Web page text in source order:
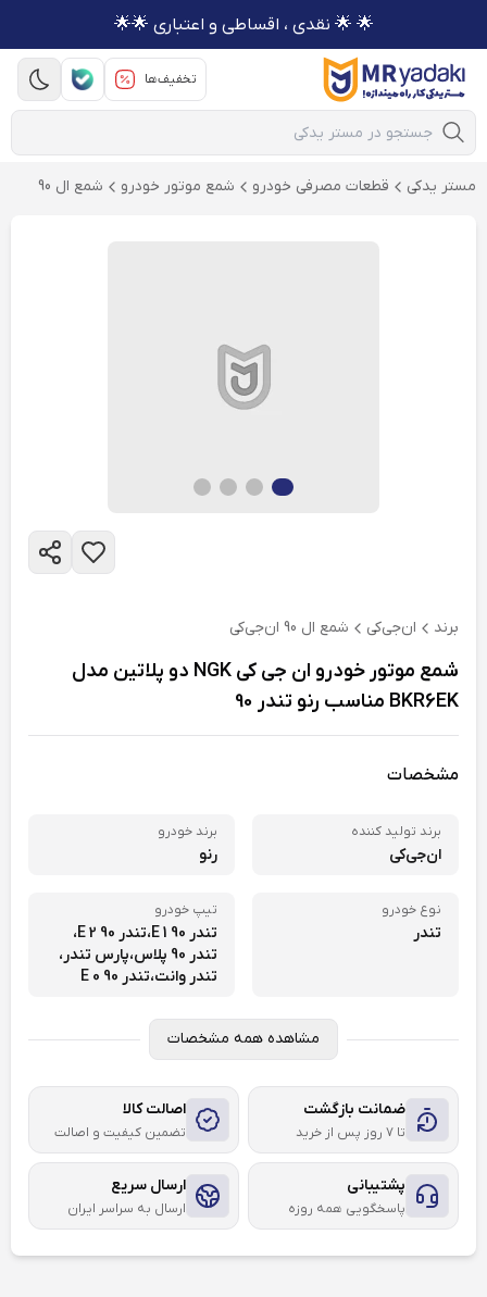
🌟 🌟 نقدی ، اقساطی و اعتباری 🌟🌟
تخفیف‌ها
Mobile Search
مستر یدکی قطعات مصرفی خودرو شمع موتور خودرو شمع ال 90
برند ان‌جی‌کی شمع ال 90 ان‌جی‌کی
شمع موتور خودرو ان جی کی NGK دو پلاتین مدل
BKR6EK مناسب رنو تندر 90
مشخصات
برند تولید کننده
ان‌جی‌کی
برند خودرو
رنو
نوع خودرو
تندر
تیپ خودرو
تندر 90 E 1،
تندر 90 E 2،
تندر 90 پلاس،
پارس تندر،
تندر وانت،تندر 90 E 0
مشاهده همه مشخصات
ضمانت بازگشت
تا ۷ روز پس از خرید
اصالت کالا
تضمین کیفیت و اصالت
پشتیبانی
پاسخگویی همه روزه
ارسال سریع
ارسال به سراسر ایران